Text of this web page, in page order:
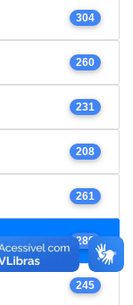
304
260
231
208
261
289
245